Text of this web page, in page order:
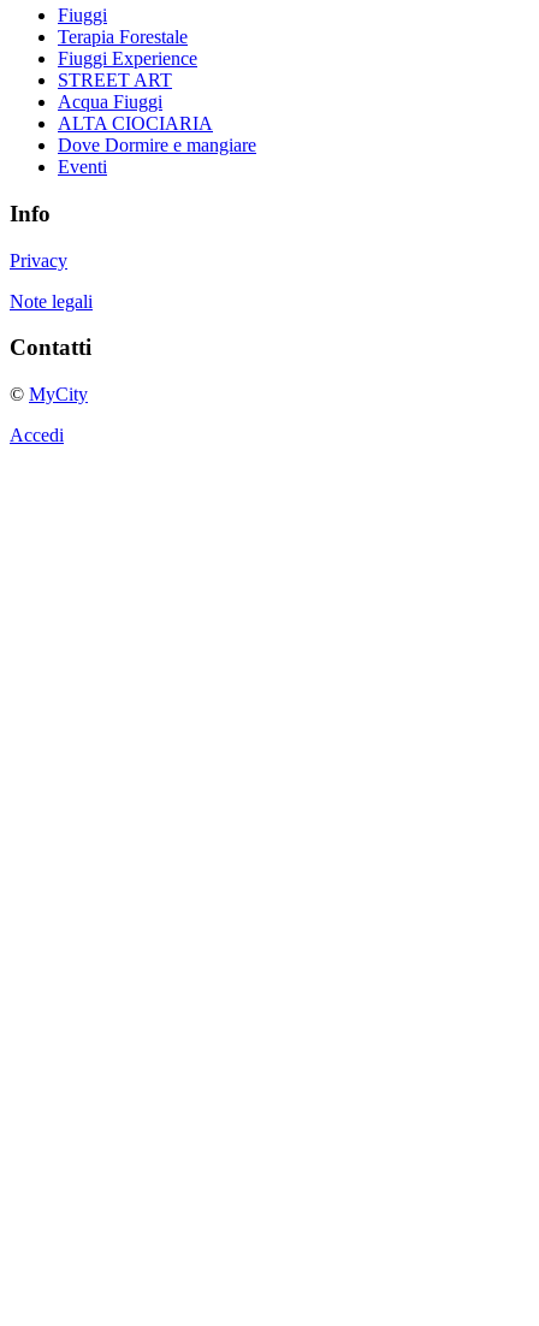
Fiuggi
Terapia Forestale
Fiuggi Experience
STREET ART
Acqua Fiuggi
ALTA CIOCIARIA
Dove Dormire e mangiare
Eventi
Info
Privacy
Note legali
Contatti
© MyCity
Accedi